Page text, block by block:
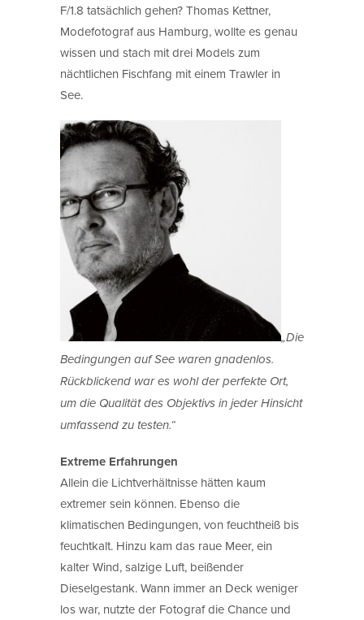
F/1.8 tatsächlich gehen? Thomas Kettner,
Modefotograf aus Hamburg, wollte es genau
wissen und stach mit drei Models zum
nächtlichen Fischfang mit einem Trawler in
See.
„Die
Bedingungen auf See waren gnadenlos.
Rückblickend war es wohl der perfekte Ort,
um die Qualität des Objektivs in jeder Hinsicht
umfassend zu testen.“
Extreme Erfahrungen
Allein die Lichtverhältnisse hätten kaum
extremer sein können. Ebenso die
klimatischen Bedingungen, von feuchtheiß bis
feuchtkalt. Hinzu kam das raue Meer, ein
kalter Wind, salzige Luft, beißender
Dieselgestank. Wann immer an Deck weniger
los war, nutzte der Fotograf die Chance und